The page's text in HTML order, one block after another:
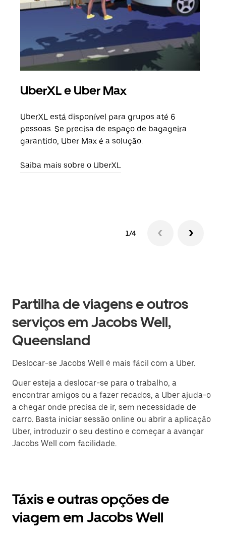
UberXL e Uber Max
UberXL está disponível para grupos até 6
pessoas. Se precisa de espaço de bagageira
garantido, Uber Max é a solução.
Saiba mais sobre o UberXL
1/4
Partilha de viagens e outros
serviços em Jacobs Well,
Queensland
Deslocar-se Jacobs Well é mais fácil com a Uber.
Quer esteja a deslocar-se para o trabalho, a
encontrar amigos ou a fazer recados, a Uber ajuda-o
a chegar onde precisa de ir, sem necessidade de
carro. Basta iniciar sessão online ou abrir a aplicação
Uber, introduzir o seu destino e começar a avançar
Jacobs Well com facilidade.
Táxis e outras opções de
viagem em Jacobs Well